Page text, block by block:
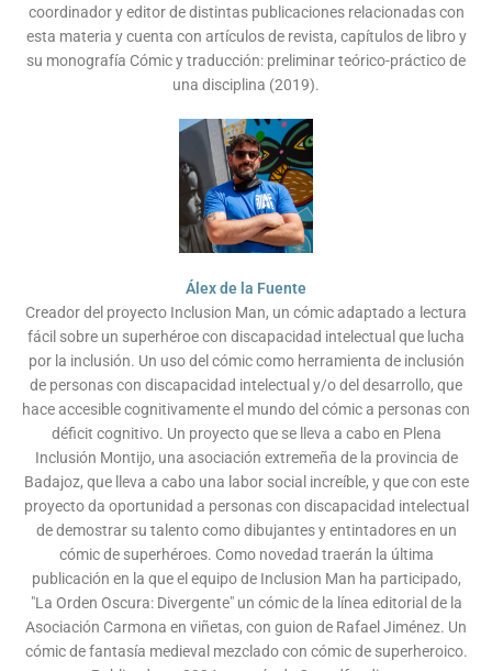
coordinador y editor de distintas publicaciones relacionadas con
esta materia y cuenta con artículos de revista, capítulos de libro y
su monografía Cómic y traducción: preliminar teórico-práctico de
una disciplina (2019).
Álex de la Fuente
Creador del proyecto Inclusion Man, un cómic adaptado a lectura
fácil sobre un superhéroe con discapacidad intelectual que lucha
por la inclusión. Un uso del cómic como herramienta de inclusión
de personas con discapacidad intelectual y/o del desarrollo, que
hace accesible cognitivamente el mundo del cómic a personas con
déficit cognitivo. Un proyecto que se lleva a cabo en Plena
Inclusión Montijo, una asociación extremeña de la provincia de
Badajoz, que lleva a cabo una labor social increíble, y que con este
proyecto da oportunidad a personas con discapacidad intelectual
de demostrar su talento como dibujantes y entintadores en un
cómic de superhéroes. Como novedad traerán la última
publicación en la que el equipo de Inclusion Man ha participado,
"La Orden Oscura: Divergente" un cómic de la línea editorial de la
Asociación Carmona en viñetas, con guion de Rafael Jiménez. Un
cómic de fantasía medieval mezclado con cómic de superheroico.